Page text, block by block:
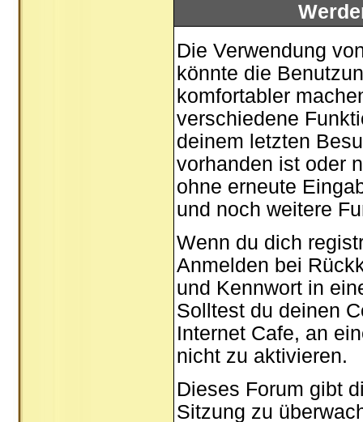
Die Verwendung
könnte die
komfortabler
verschiedene
deinem letzten
vorhanden ist oder
ohne erneute
und noch weitere
Wenn du dich
Anmelden bei
und Kennwort in
Solltest du deinen
Internet Cafe, an
nicht zu aktivieren.
Dieses Forum gibt
Sitzung zu